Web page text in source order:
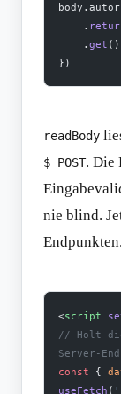
    .
    .
get ()
})
readBody
$_POST. Die
nie blind.
<script
// Holt die
Server-
const {
useFetch (